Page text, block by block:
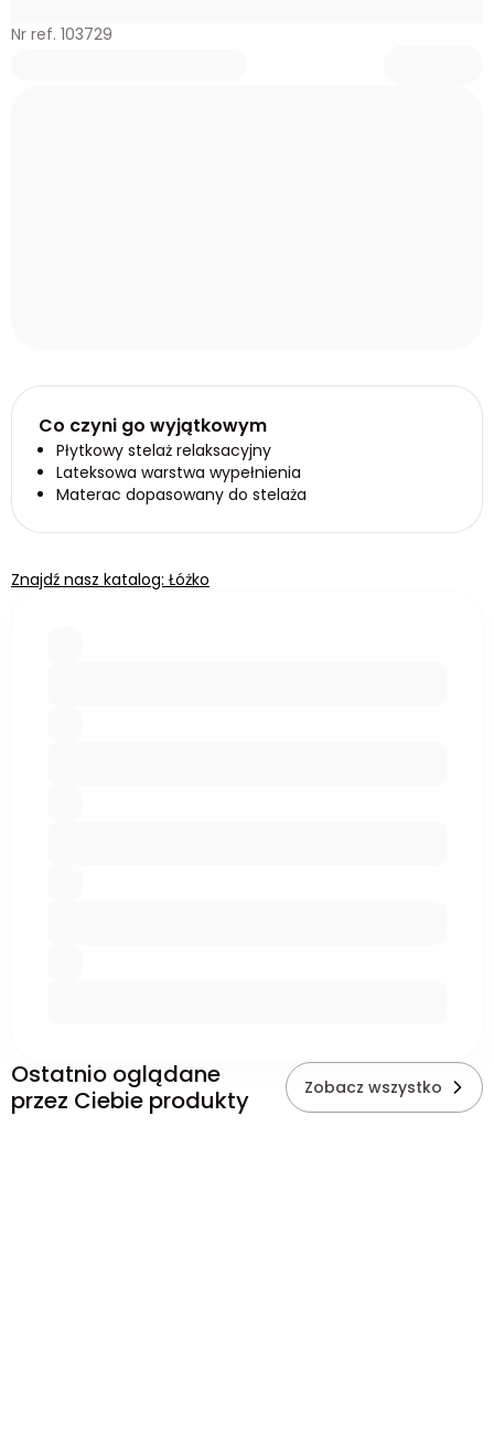
Nr ref. 103729
Co czyni go wyjątkowym
Płytkowy stelaż relaksacyjny
Lateksowa warstwa wypełnienia
Materac dopasowany do stelaża
Znajdź nasz katalog: Łóżko
Ostatnio oglądane
przez Ciebie produkty
Zobacz wszystko